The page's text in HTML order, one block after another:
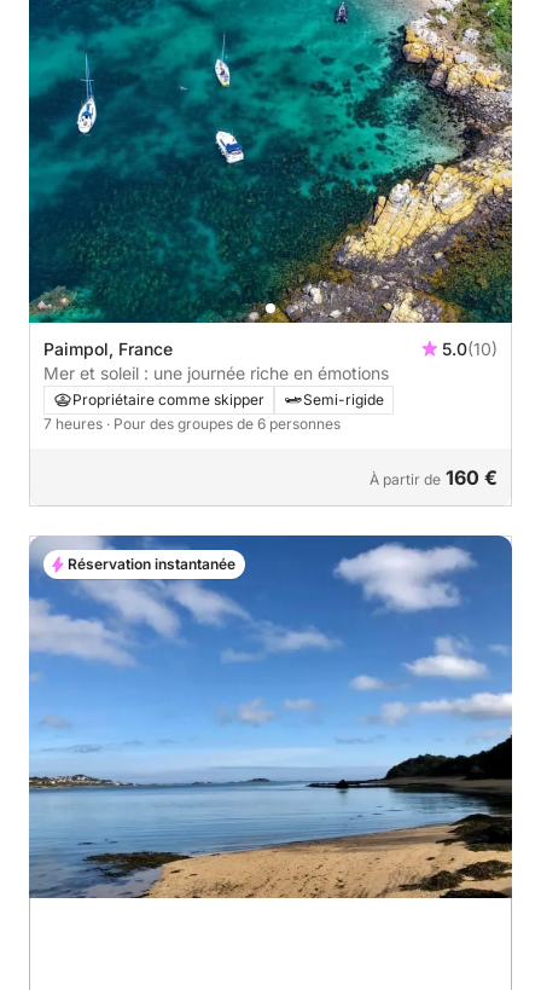
Paimpol, France 5.0(10)
Mer et soleil : une journée riche en émotions
Propriétaire comme skipper
Semi-rigide
7 heures · Pour des groupes de 6 personnes
À partir de 160 €
Réservation instantanée